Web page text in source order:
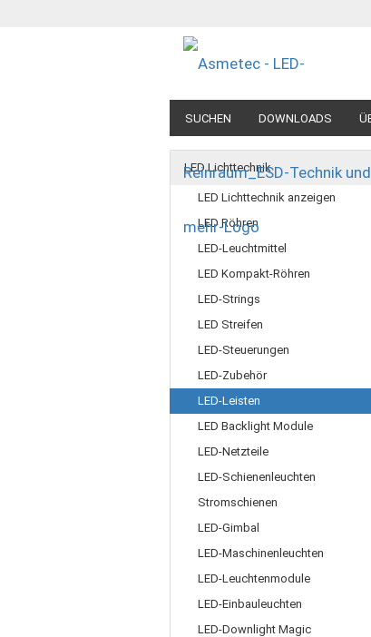
SUCHEN DOWNLOADS
LED Lichttechnik
LED Lichttechnik anzeigen
LED Röhren
LED-Leuchtmittel
LED Kompakt-Röhren
LED-Strings
LED Streifen
LED-Steuerungen
LED-Zubehör
LED-Leisten
LED Backlight Module
LED-Netzteile
LED-Schienenleuchten
Stromschienen
LED-Gimbal
LED-Maschinenleuchten
LED-Leuchtenmodule
LED-Einbauleuchten
LED-Downlight Magic